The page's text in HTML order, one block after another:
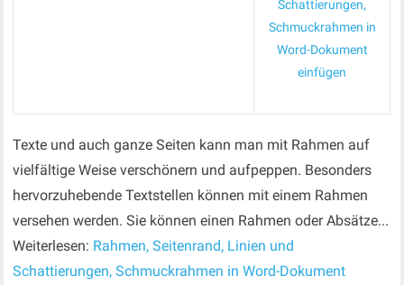
Schattierungen,
Schmuckrahmen in
Word-Dokument
einfügen
Texte und auch ganze Seiten kann man mit Rahmen auf
vielfältige Weise verschönern und aufpeppen. Besonders
hervorzuhebende Textstellen können mit einem Rahmen
versehen werden. Sie können einen Rahmen oder Absätze...
Weiterlesen: Rahmen, Seitenrand, Linien und
Schattierungen, Schmuckrahmen in Word-Dokument